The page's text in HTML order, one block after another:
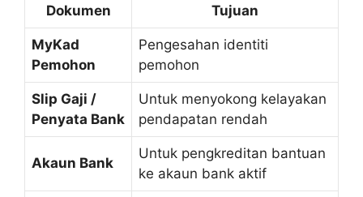
Dokumen Tujuan
MyKad
Pemohon
Pengesahan identiti
pemohon
Slip Gaji /
Penyata Bank
Untuk menyokong kelayakan
pendapatan rendah
Akaun Bank
Untuk pengkreditan bantuan
ke akaun bank aktif